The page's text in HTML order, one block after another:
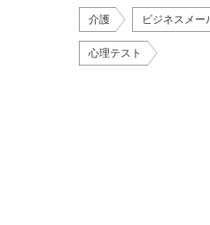
介護 ビジネスメー
心理テスト